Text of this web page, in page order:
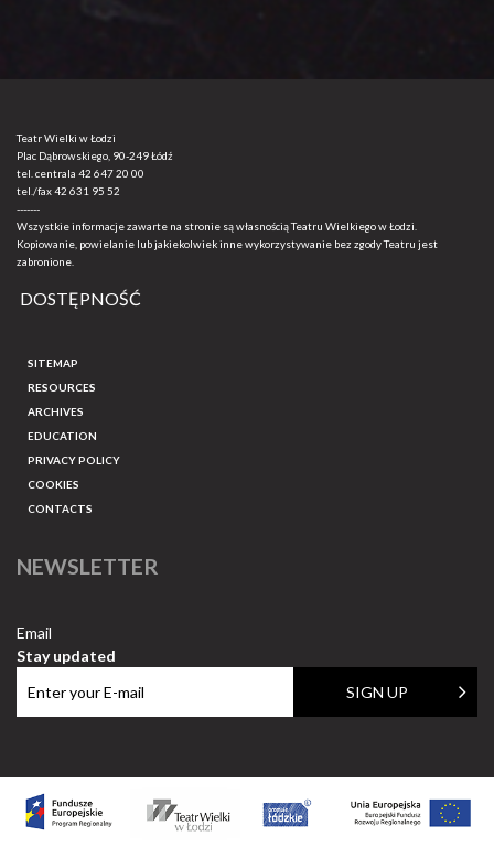
Teatr Wielki w Łodzi
Plac Dąbrowskiego, 90-249 Łódź
tel. centrala 42 647 20 00
tel./fax42 631 95 52
-------
Wszystkie informacje zawarte na stronie są własnością Teatru Wielkiego w Łodzi.
Kopiowanie, powielanie lub jakiekolwiek inne wykorzystywanie bez zgody Teatru jest
zabronione.
DOSTĘPNOŚĆ
SITEMAP
RESOURCES
ARCHIVES
EDUCATION
PRIVACY POLICY
COOKIES
CONTACTS
NEWSLETTER
Email
Stay updated